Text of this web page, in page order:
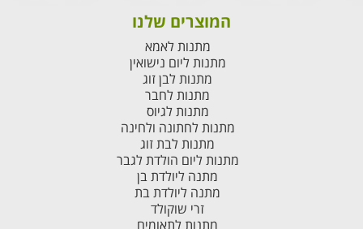
המוצרים שלנו
מתנות לאמא
מתנות ליום נישואין
מתנות לבן זוג
מתנות לחבר
מתנות לגיוס
מתנות לחתונה ולחינה
מתנות לבת זוג
מתנות ליום הולדת לגבר
מתנה ליולדת בן
מתנה ליולדת בת
זרי שוקולד
מתנות לתאומים